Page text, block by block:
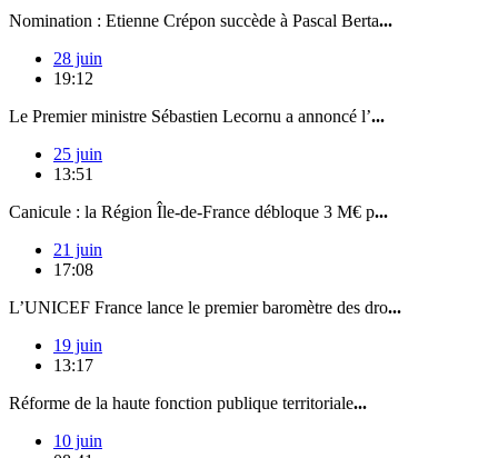
Nomination : Etienne Crépon succède à Pascal Berta...
28 juin
19:12
Le Premier ministre Sébastien Lecornu a annoncé l’...
25 juin
13:51
Canicule : la Région Île-de-France débloque 3 M€ p...
21 juin
17:08
L’UNICEF France lance le premier baromètre des dro...
19 juin
13:17
Réforme de la haute fonction publique territoriale...
10 juin